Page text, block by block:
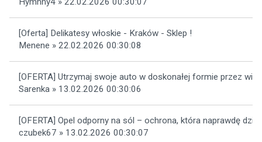
[Oferta] Delikatesy włoskie - Kraków - Sklep !
Menene » 22.02.2026 00:30:08
[OFERTA] Utrzymaj swoje auto w doskonałej formie przez
Sarenka » 13.02.2026 00:30:06
[OFERTA] Opel odporny na sól – ochrona, która naprawdę
czubek67 » 13.02.2026 00:30:07